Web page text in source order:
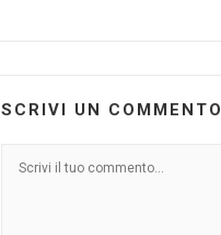
SCRIVI UN COMMENTO